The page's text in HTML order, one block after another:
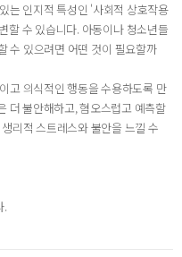
는 인지적 특성인 '사회적 상호작용
할 수 있습니다. 아동이나 청소년들
수 있으려면 어떤 것이 필요할까
고 의식적인 행동을 수용하도록 만
더 불안해하고, 혐오스럽고 예측할
리적 스트레스와 불안을 느낄 수
.